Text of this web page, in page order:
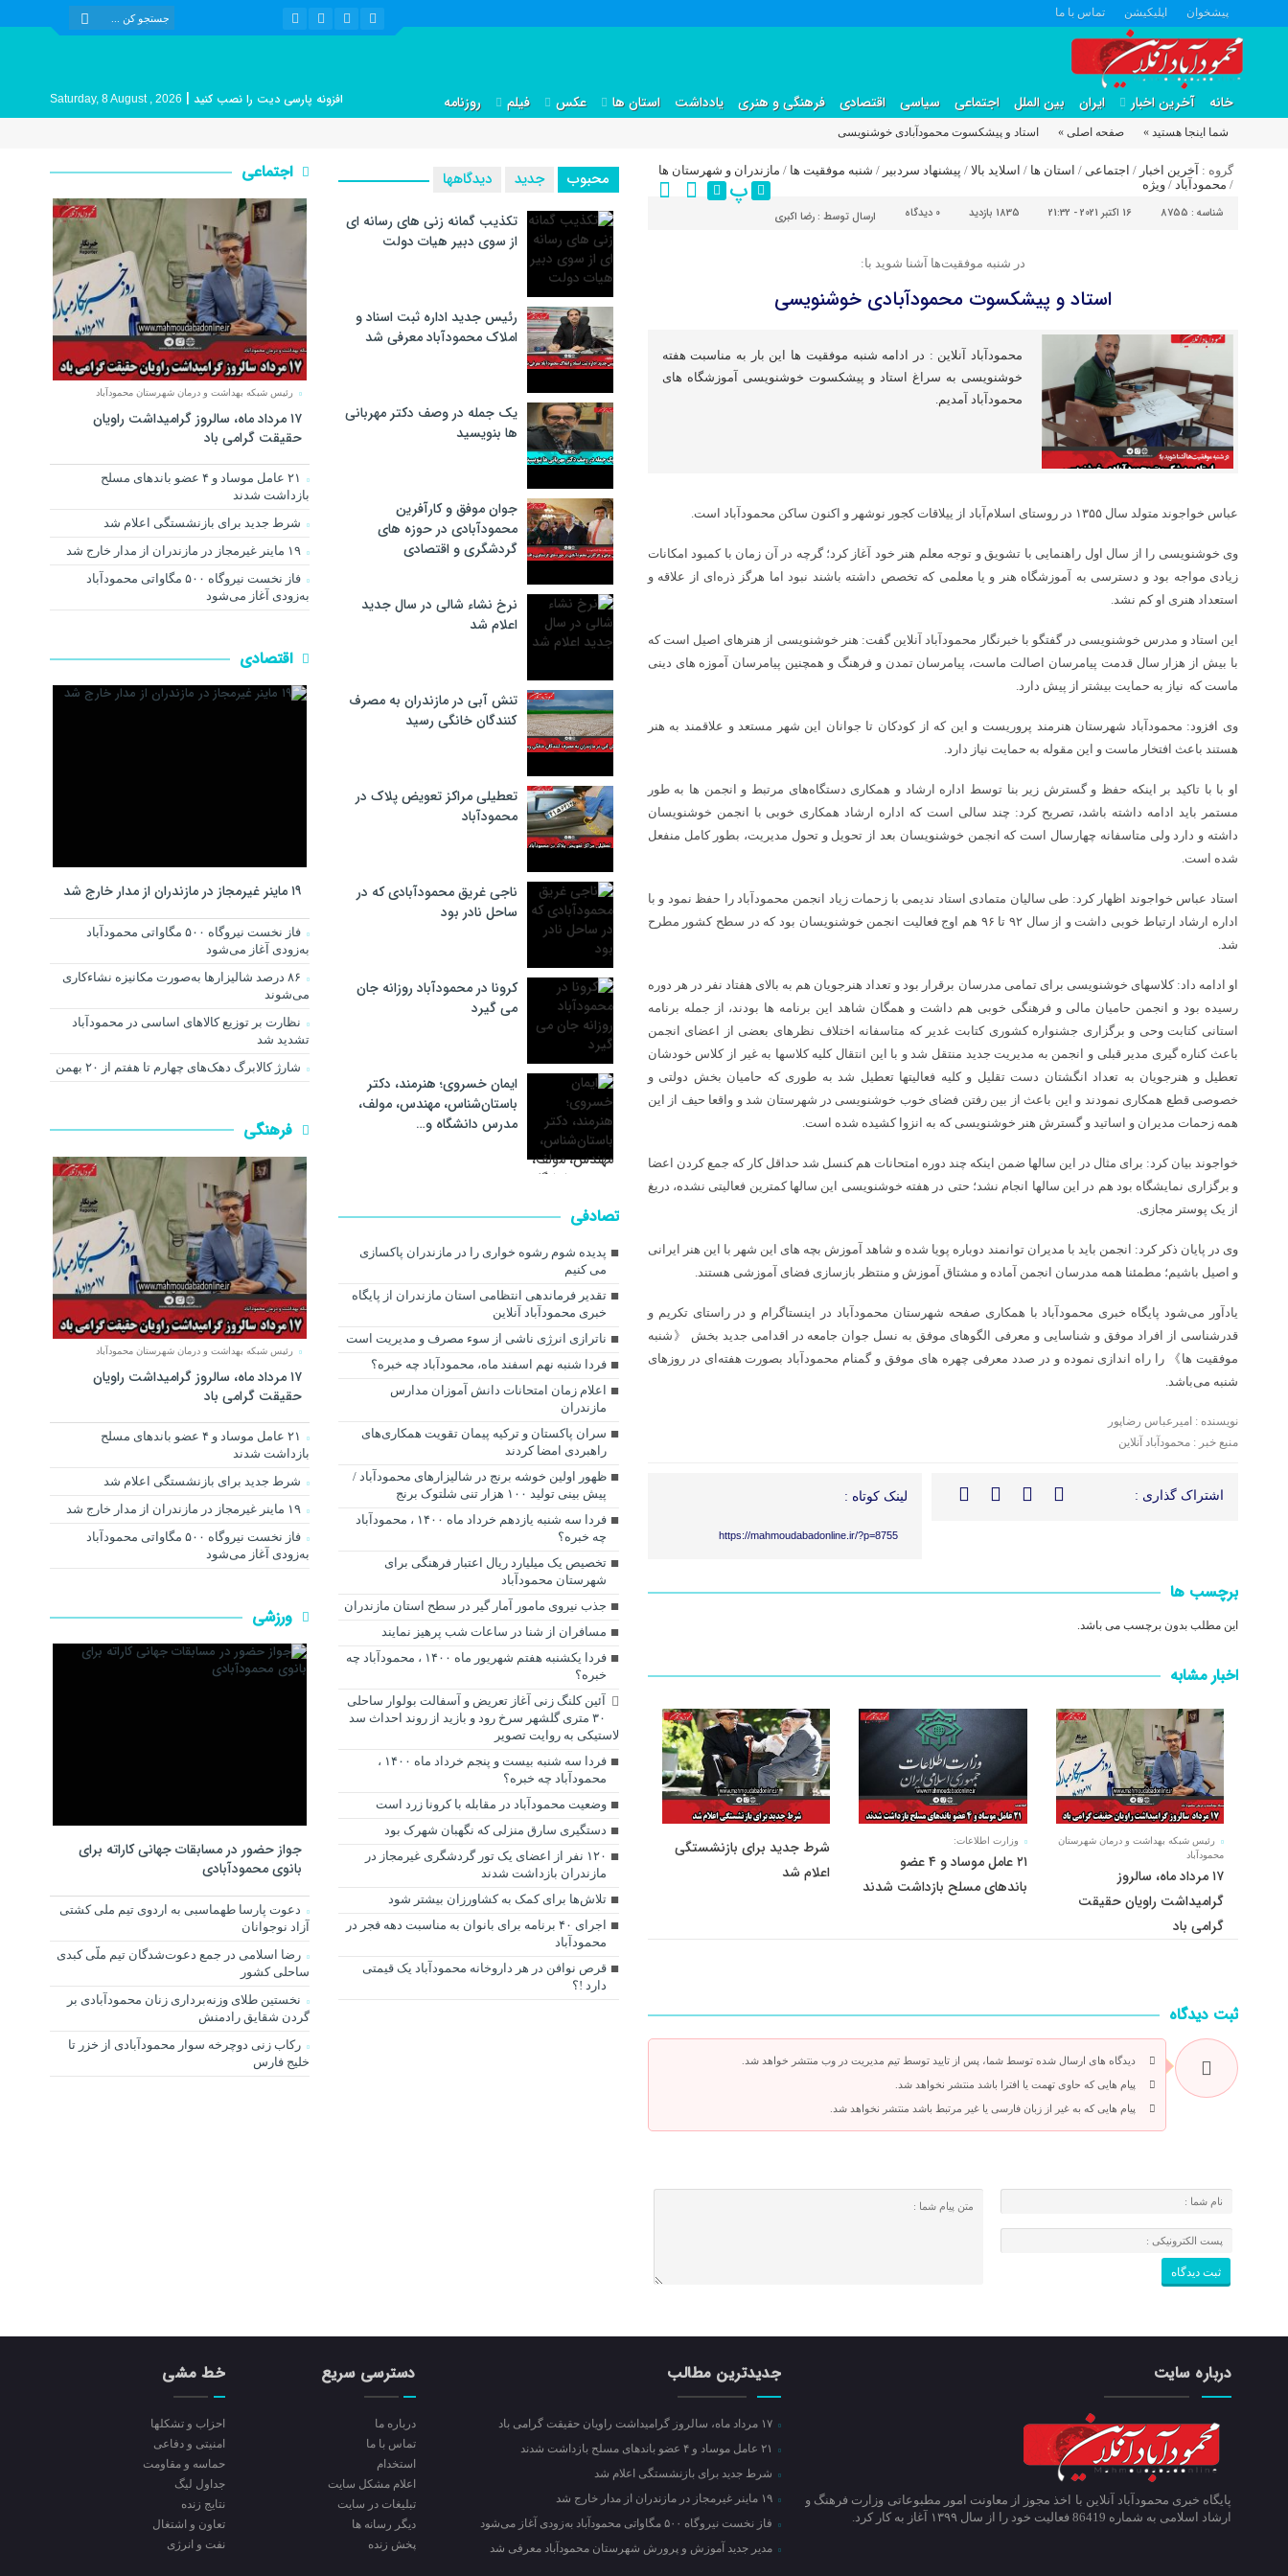
پیشخوان اپلیکیشن تماس با ما
خانه آخرین اخبار ایران بین الملل اجتماعی سیاسی اقتصادی فرهنگی و هنری یادداشت استان ها عکس فیلم روزنامه افزونه پارسی دیت را نصب کنید |
Saturday, 8 August , 2026
شما اینجا هستید » صفحه اصلی » استاد و پیشکسوت محمودآبادی خوشنویسی
گروه : آخرین اخبار / اجتماعی / استان ها / اسلاید بالا / پیشنهاد سردبیر / شنبه موفقیت ها / مازندران و شهرستان ها
/ محمودآباد / ویژه پ
شناسه : 8755 16 اکتبر 2021 - 21:32 1835 بازدید 0 دیدگاه ارسال توسط : رضا اکبری
در شنبه موفقیت‌ها آشنا شوید با:
استاد و پیشکسوت محمودآبادی خوشنویسی
محمودآباد آنلاین : در ادامه شنبه موفقیت ها این بار به مناسبت هفته
خوشنویسی به سراغ استاد و پیشکسوت خوشنویسی آموزشگاه های
محمودآباد آمدیم.
عباس خواجوند متولد سال ۱۳۵۵ در روستای اسلام‌آباد از ییلاقات کجور نوشهر و اکنون ساکن محمودآباد است.
وی خوشنویسی را از سال اول راهنمایی با تشویق و توجه معلم هنر خود آغاز کرد؛ گرچه در آن زمان با کمبود امکانات
زیادی مواجه بود و دسترسی به آموزشگاه هنر و یا معلمی که تخصص داشته باشند نبود اما هرگز ذره‌ای از علاقه و
استعداد هنری او کم نشد.
این استاد و مدرس خوشنویسی در گفتگو با خبرنگار محمودآباد آنلاین گفت: هنر خوشنویسی از هنرهای اصیل است که
با بیش از هزار سال قدمت پیامرسان اصالت ماست، پیامرسان تمدن و فرهنگ و همچنین پیامرسان آموزه های دینی
ماست که نیاز به حمایت بیشتر از پیش دارد.
وی افزود: محمودآباد شهرستان هنرمند پروریست و این که از کودکان تا جوانان این شهر مستعد و علاقمند به هنر
هستند باعث افتخار ماست و این مقوله به حمایت نیاز دارد.
او با با تاکید بر اینکه حفظ و گسترش زیر بنا توسط اداره ارشاد و همکاری دستگاه‌های مرتبط و انجمن ها به طور
مستمر باید ادامه داشته باشد، تصریح کرد: چند سالی است که اداره ارشاد همکاری خوبی با انجمن خوشنویسان
داشته و دارد ولی متاسفانه چهارسال است که انجمن خوشنویسان بعد از تحویل و تحول مدیریت، بطور کامل منفعل
شده است.
استاد عباس خواجوند اظهار کرد: طی سالیان متمادی استاد ندیمی با زحمات زیاد انجمن محمودآباد را حفظ نمود و با
اداره ارشاد ارتباط خوبی داشت و از سال ۹۲ تا ۹۶ هم اوج فعالیت انجمن خوشنویسان بود که در سطح کشور مطرح
شد.
او ادامه داد: کلاسهای خوشنویسی برای تمامی مدرسان برقرار بود و تعداد هنرجویان هم به بالای هفتاد نفر در هر دوره
رسیده بود و انجمن حامیان مالی و فرهنگی خوبی هم داشت و همگان شاهد این برنامه ها بودند، از جمله برنامه
استانی کتابت وحی و برگزاری جشنواره کشوری کتابت غدیر که متاسفانه اختلاف نظرهای بعضی از اعضای انجمن
باعث کناره گیری مدیر قبلی و انجمن به مدیریت جدید منتقل شد و با این انتقال کلیه کلاسها به غیر از کلاس خودشان
تعطیل و هنرجویان به تعداد انگشتان دست تقلیل و کلیه فعالیتها تعطیل شد به طوری که حامیان بخش دولتی و
خصوصی قطع همکاری نمودند و این باعث از بین رفتن فضای خوب خوشنویسی در شهرستان شد و واقعا حیف از این
همه زحمات مدیران و اساتید و گسترش هنر خوشنویسی که به انزوا کشیده شده است.
خواجوند بیان کرد: برای مثال در این سالها ضمن اینکه چند دوره امتحانات هم کنسل شد حداقل کار که جمع کردن اعضا
و برگزاری نمایشگاه بود هم در این سالها انجام نشد؛ حتی در هفته خوشنویسی این سالها کمترین فعالیتی نشده، دریغ
از یک پوستر مجازی.
وی در پایان ذکر کرد: انجمن باید با مدیران توانمند دوباره پویا شده و شاهد آموزش بچه های این شهر با این هنر ایرانی
و اصیل باشیم؛ مطمئنا همه مدرسان انجمن آماده و مشتاق آموزش و منتظر بازسازی فضای آموزشی هستند.
یادآور می‌شود پایگاه خبری محمودآباد با همکاری صفحه شهرستان محمودآباد در اینستاگرام و در راستای تکریم و
قدرشناسی از افراد موفق و شناسایی و معرفی الگوهای موفق به نسل جوان جامعه در اقدامی جدید بخش 《شنبه
موفقیت ها》 را راه اندازی نموده و در صدد معرفی چهره های موفق و گمنام محمودآباد بصورت هفته‌ای در روزهای
شنبه می‌باشد.
نویسنده : امیرعباس رضاپور
منبع خبر : محمودآباد آنلاین
اشتراک گذاری : لینک کوتاه :
https://mahmoudabadonline.ir/?p=8755
برچسب ها
این مطلب بدون برچسب می باشد.
اخبار مشابه
رئیس شبکه بهداشت و درمان شهرستان
محمودآباد
۱۷ مرداد ماه، سالروز
گرامیداشت راویان حقیقت
گرامی باد
وزارت اطلاعات:
۲۱ عامل موساد و ۴ عضو
باند‌های مسلح بازداشت شدند
شرط جدید برای بازنشستگی
اعلام شد
ثبت دیدگاه
دیدگاه های ارسال شده توسط شما، پس از تایید توسط تیم مدیریت در وب منتشر خواهد شد.
پیام هایی که حاوی تهمت یا افترا باشد منتشر نخواهد شد.
پیام هایی که به غیر از زبان فارسی یا غیر مرتبط باشد منتشر نخواهد شد.
محبوب جدید دیدگاهها
تکذیب گمانه زنی های رسانه ای
از سوی دبیر هیات دولت
رئیس جدید اداره ثبت اسناد و
املاک محمودآباد معرفی شد
یک جمله در وصف دکتر مهربانی
ها بنویسید
جوان موفق و کارآفرین
محمودآبادی در حوزه های
گردشگری و اقتصادی
نرخ نشاء شالی در سال جدید
اعلام شد
تنش آبی در مازندران به مصرف
كنندگان خانگی رسيد
تعطیلی مراکز تعویض پلاک در
محمودآباد
ناجی غریق محمودآبادی که در
ساحل نادر بود
کرونا در محمودآباد روزانه جان
می گیرد
ایمان خسروی؛ هنرمند، دکتر
باستان‌شناس، مهندس، مولف،
مدرس دانشگاه و…
تصادفی
پدیده شوم رشوه خواری را در مازندران پاکسازی
می کنیم
تقدیر فرماندهی انتظامی استان مازندران از پایگاه
خبری محمودآباد آنلاین
ناترازی انرژی ناشی از سوء مصرف و مدیریت است
فردا شنبه نهم اسفند ماه، محمودآباد چه خبره؟
اعلام زمان امتحانات دانش آموزان مدارس
مازندران
سران پاکستان و ترکیه پیمان تقویت همکاری‌های
راهبردی امضا کردند
ظهور اولین خوشه برنج در شالیزارهای محمودآباد /
پیش بینی تولید ۱۰۰ هزار تنی شلتوک برنج
فردا سه شنبه یازدهم خرداد ماه ۱۴۰۰ ، محمودآباد
چه خبره؟
تخصیص یک میلیارد ریال اعتبار فرهنگی برای
شهرستان محمودآباد
جذب نیروی مامور آمار گیر در سطح استان مازندران
مسافران از شنا در ساعات شب پرهیز نمایند
فردا یکشنبه هفتم شهریور ماه ۱۴۰۰ ، محمودآباد چه
خبره؟
آئین کلنگ زنی آغاز تعریض و آسفالت بولوار ساحلی
۳۰ متری گلشهر سرخ رود و بازید از روند احداث سد
لاستیکی به روایت تصویر
فردا سه شنبه بیست و پنجم خرداد ماه ۱۴۰۰ ،
محمودآباد چه خبره؟
وضعیت محمودآباد در مقابله با کرونا زرد است
دستگیری سارق منزلی که نگهبان شهرک بود
۱۲۰ نفر از اعضای یک تور گردشگری غیرمجاز در
مازندران بازداشت شدند
تلاش‌ها برای کمک به کشاورزان بیشتر شود
اجرای ۴۰ برنامه برای بانوان به مناسبت دهه فجر در
محمودآباد
قرص نوافن در هر داروخانه‌ محمودآباد یک قیمتی
دارد !؟
اجتماعی
رئیس شبکه بهداشت و درمان شهرستان محمودآباد
۱۷ مرداد ماه، سالروز گرامیداشت راویان
حقیقت گرامی باد
۲۱ عامل موساد و ۴ عضو باند‌های مسلح
بازداشت شدند
شرط جدید برای بازنشستگی اعلام شد
۱۹ ماینر غیرمجاز در مازندران از مدار خارج شد
فاز نخست نیروگاه ۵۰۰ مگاواتی محمودآباد
به‌زودی آغاز می‌شود
اقتصادی
۱۹ ماینر غیرمجاز در مازندران از مدار خارج شد
فاز نخست نیروگاه ۵۰۰ مگاواتی محمودآباد
به‌زودی آغاز می‌شود
۸۶ درصد شالیزارها به‌صورت مکانیزه نشاءکاری
می‌شوند
نظارت بر توزیع کالا‌های اساسی در محمودآباد
تشدید شد
شارژ کالابرگ دهک‌های چهارم تا هفتم از ۲۰ بهمن
فرهنگی
رئیس شبکه بهداشت و درمان شهرستان محمودآباد
۱۷ مرداد ماه، سالروز گرامیداشت راویان
حقیقت گرامی باد
۲۱ عامل موساد و ۴ عضو باند‌های مسلح
بازداشت شدند
شرط جدید برای بازنشستگی اعلام شد
۱۹ ماینر غیرمجاز در مازندران از مدار خارج شد
فاز نخست نیروگاه ۵۰۰ مگاواتی محمودآباد
به‌زودی آغاز می‌شود
ورزشی
جواز حضور در مسابقات جهانی کاراته برای
بانوی محمودآبادی
دعوت پارسا طهماسبی به اردوی تیم ملی کشتی
آزاد نوجوانان
رضا اسلامی در جمع دعوت‌شدگان تیم ملّی کبدی
ساحلی کشور
نخستین طلای وزنه‌برداری زنان محمودآبادی بر
گردن شقایق رادمنش
رکاب زنی دوچرخه سوار محمودآبادی از خزر تا
خلیج فارس
درباره سایت
پایگاه خبری محمودآباد آنلاین با اخذ مجوز از معاونت امور مطبوعاتی وزارت فرهنگ و
ارشاد اسلامی به شماره 86419 فعالیت خود را از سال ۱۳۹۹ آغاز به کار کرد.
جدیدترین مطالب
شرط جدید برای بازنشستگی اعلام شد
فاز نخست نیروگاه ۵۰۰ مگاواتی محمودآباد به‌زودی آغاز می‌شود
مدیر جدید آموزش و پرورش شهرستان محمودآباد معرفی شد
دسترسی سریع
درباره ما
تماس با ما
استخدام
اعلام مشکل سایت
تبلیغات در سایت
ديگر رسانه ها
پخش زنده
خط مشی
احزاب و تشکلها
امنیتی و دفاعی
حماسه و مقاومت
جداول لیگ
نتایج زنده
تعاون و اشتغال
نفت و انرژی